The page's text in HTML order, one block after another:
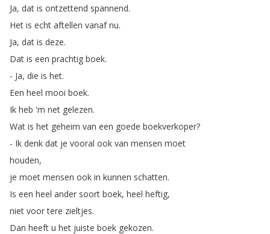
Ja, dat is ontzettend spannend.
Het is echt aftellen vanaf nu.
Ja, dat is deze.
Dat is een prachtig boek.
- Ja, die is het.
Een heel mooi boek.
Ik heb 'm net gelezen.
Wat is het geheim van een goede boekverkoper?
- Ik denk dat je vooral ook van mensen moet
houden,
je moet mensen ook in kunnen schatten.
Is een heel ander soort boek, heel heftig,
niet voor tere zieltjes.
Dan heeft u het juiste boek gekozen.